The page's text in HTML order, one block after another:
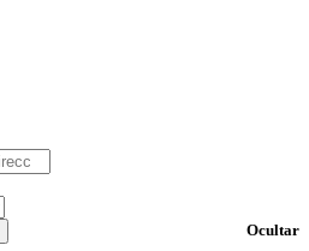
Ocultar